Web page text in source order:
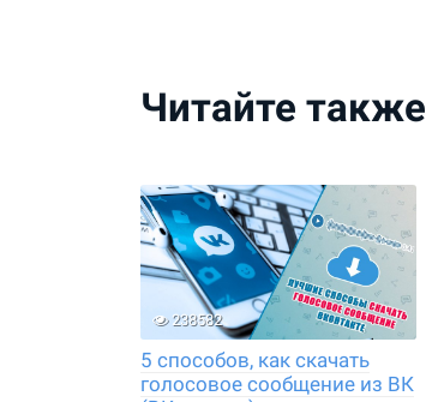
Читайте также
238582
5 способов, как скачать
голосовое сообщение из ВК